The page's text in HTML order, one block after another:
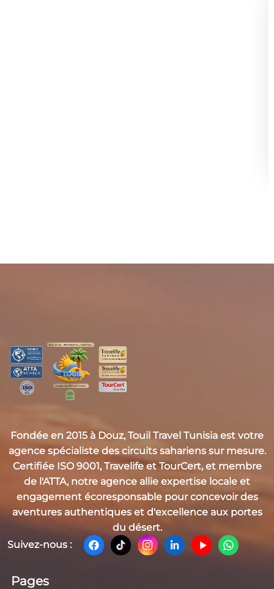
Fondée en 2015 à Douz, Touil Travel Tunisia est votre
agence spécialiste des circuits sahariens sur mesure.
Certifiée ISO 9001, Travelife et TourCert, et membre
de l'ATTA, notre agence allie expertise locale et
engagement écoresponsable pour concevoir des
aventures authentiques et d'excellence aux portes
du désert.
Suivez-nous :
Pages